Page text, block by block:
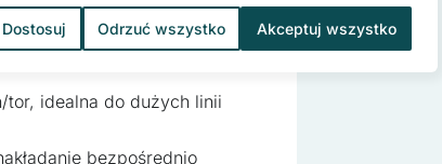
530-2E
tor, idealna do dużych linii
bezpośrednio
Dostosuj Odrzuć wszystko Akceptuj wszystko
są w celu śledzenia użytkowników na stronach
trzeciej.